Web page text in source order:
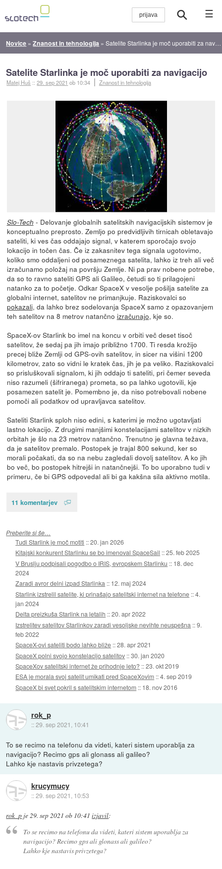
☰
Novice »Znanost in tehnologija »Satelite Starlinka je moč uporabiti za navigacijo
Satelite Starlinka je moč uporabiti za navigacijo
Matej Huš ::29. sep 2021 ob 10:34 Znanost in tehnologija
Slo-Tech - Delovanje globalnih satelitskih navigacijskih sistemov je
konceptualno preprosto. Zemljo po predvidljivih tirnicah obletavajo
sateliti, ki ves čas oddajajo signal, v katerem sporočajo svojo
lokacijo in točen čas. Če iz zakasnitev tega signala ugotovimo,
koliko smo oddaljeni od posameznega satelita, lahko iz treh ali več
izračunamo položaj na površju Zemlje. Ni pa prav nobene potrebe,
da so to ravno sateliti GPS ali Galileo, četudi so ti prilagojeni
natanko za to početje. Odkar SpaceX v vesolje pošilja satelite za
globalni internet, satelitov ne primanjkuje. Raziskovalci so
pokazali, da lahko brez sodelovanja SpaceX samo z opazovanjem
teh satelitov na 8 metrov natančno izračunajo, kje so.
SpaceX-ov Starlink bo imel na koncu v orbiti več deset tisoč
satelitov, že sedaj pa jih imajo približno 1700. Ti resda krožijo
precej bliže Zemlji od GPS-ovih satelitov, in sicer na višini 1200
kilometrov, zato so vidni le kratek čas, jih je pa veliko. Raziskovalci
so prisluškovali signalom, ki jih oddajo ti sateliti, pri čemer seveda
niso razumeli (šifriranega) prometa, so pa lahko ugotovili, kje
posamezen satelit je. Pomembno je, da niso potrebovali nobene
pomoči ali podatkov od upravljavca satelitov.
Sateliti Starlink sploh niso edini, s katerimi je možno ugotavljati
lastno lokacijo. Z drugimi manjšimi konstelacijami satelitov v nizkih
orbitah je šlo na 23 metrov natančno. Trenutno je glavna težava,
da je satelitov premalo. Postopek je trajal 800 sekund, ker so
morali počakati, da so na nebu zagledali dovolj satelitov. A ko jih
bo več, bo postopek hitrejši in natančnejši. To bo uporabno tudi v
primeru, če bi GPS odpovedal ali bi ga kakšna sila aktivno motila.
11 komentarjev
Preberite si še…
Tudi Starlink je moč motiti ::20. jan 2026
Kitajski konkurent Starlinku se bo imenoval SpaceSail ::25. feb 2025
V Bruslju podpisali pogodbo o IRIS, evropskem Starlinku :: 18. dec
2024
Zaradi avror delni izpad Starlinka :: 12. maj 2024
Starlink izstrelil satelite, ki prinašajo satelitski internet na telefone ::4.
jan 2024
Delta preizkuša Starlink na letalih ::20. apr 2022
Izstrelitev satelitov Starlinkov zaradi vesoljske nevihte neuspešna ::9.
feb 2022
SpaceX-ovi sateliti bodo lahko bliže ::28. apr 2021
SpaceX polni svojo konstelacijo satelitov ::30. jan 2020
SpaceXov satelitski internet že prihodnje leto? ::23. okt 2019
ESA je morala svoj satelit umikati pred SpaceXovim ::4. sep 2019
SpaceX bi svet pokril s satelitskim internetom :: 18. nov 2016
rok_p
::29. sep 2021, 10:41
To se recimo na telefonu da videti, kateri sistem uporablja za
navigacijo? Recimo gps ali glonass ali galileo?
Lahko kje nastavis privzetega?
krucymucy
::29. sep 2021, 10:53
rok_p je29. sep 2021 ob 10:41 izjavil:
To se recimo na telefonu da videti, kateri sistem uporablja za
navigacijo? Recimo gps ali glonass ali galileo?
Lahko kje nastavis privzetega?